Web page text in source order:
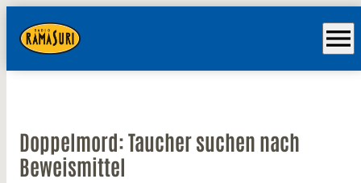
menu
Doppelmord: Taucher suchen nach
Beweismittel